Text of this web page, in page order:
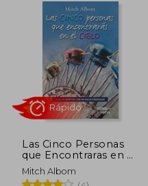
45%
dcto. $ 1.194
Las Cinco Personas
que Encontraras en el
Cielo
Mitch Albom